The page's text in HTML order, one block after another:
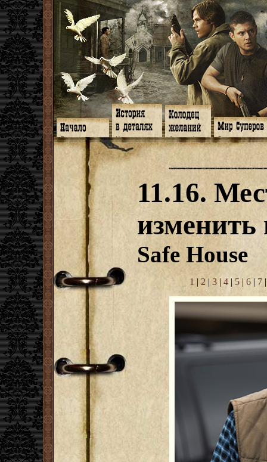
Главная
Программа
Форум
Facebook
Гостевая
Книги
Галереи
Музыка
Видео
Субтитры
Заметки
Мысли
Откровение
Арт-кафе
Игромания
Фанфики
Обои
Фанарт
Анекдоты
Передоз
Страшилки
Знакомство
Обитатели
Семейное
Дневник
Арсенал
СИЗО
Суперы от и
11.16.
изменить
Safe House
1 | 2 | 3 | 4 | 5 | 6 | 7